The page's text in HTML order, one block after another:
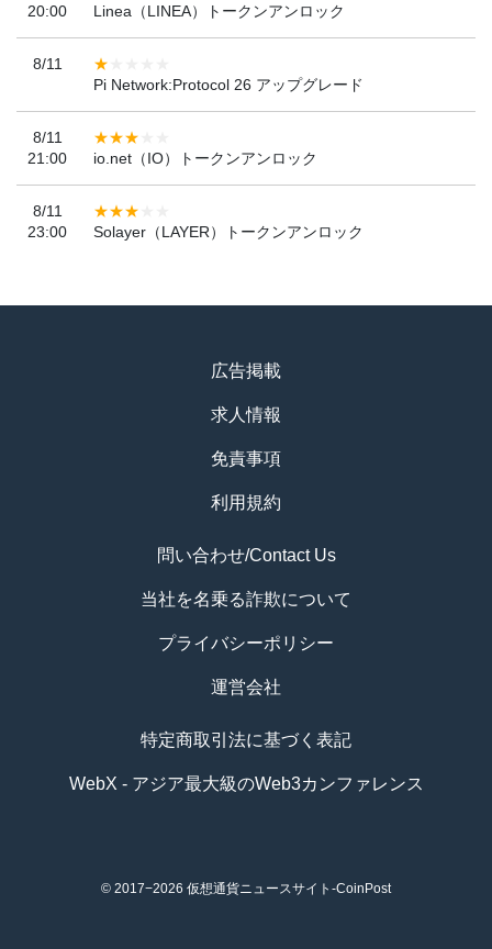
20:00
Linea（LINEA）トークンアンロック
8/11
Pi Network:Protocol 26 アップグレード
8/11
21:00
io.net（IO）トークンアンロック
8/11
23:00
Solayer（LAYER）トークンアンロック
広告掲載
求人情報
免責事項
利用規約
問い合わせ/Contact Us
当社を名乗る詐欺について
プライバシーポリシー
運営会社
特定商取引法に基づく表記
WebX - アジア最大級のWeb3カンファレンス
© 2017−2026 仮想通貨ニュースサイト-CoinPost